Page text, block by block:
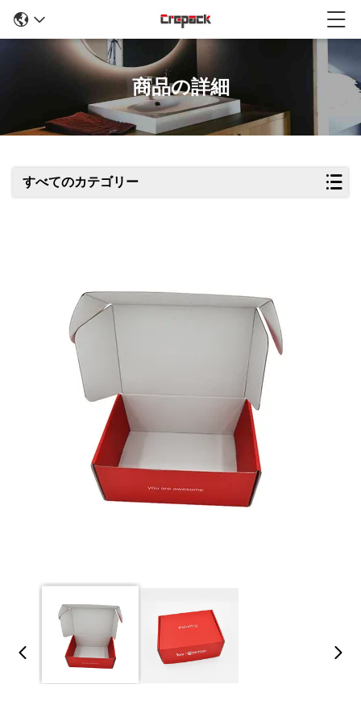
商品の詳細
すべてのカテゴリー